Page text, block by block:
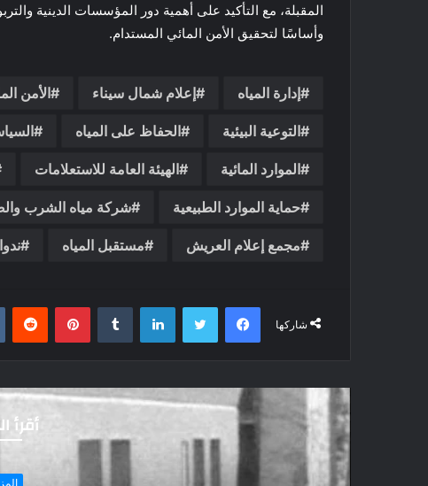
المقبلة، مع التأكيد على أهمية دور المؤسسات الدينية
وأساسًا لتحقيق الأمن المائي المستدام.
إدارة المياه إعلام شمال سيناء الأمن
التوعية البيئية الحفاظ على المياه
الموارد المائية الهيئة العامة للاستعلامات
حماية الموارد الطبيعية شركة مياه الشرب
مجمع إعلام العريش مستقبل المياه
شاركها
فيسبوك تويتر لينكدإن بينتيريست
أقرأ